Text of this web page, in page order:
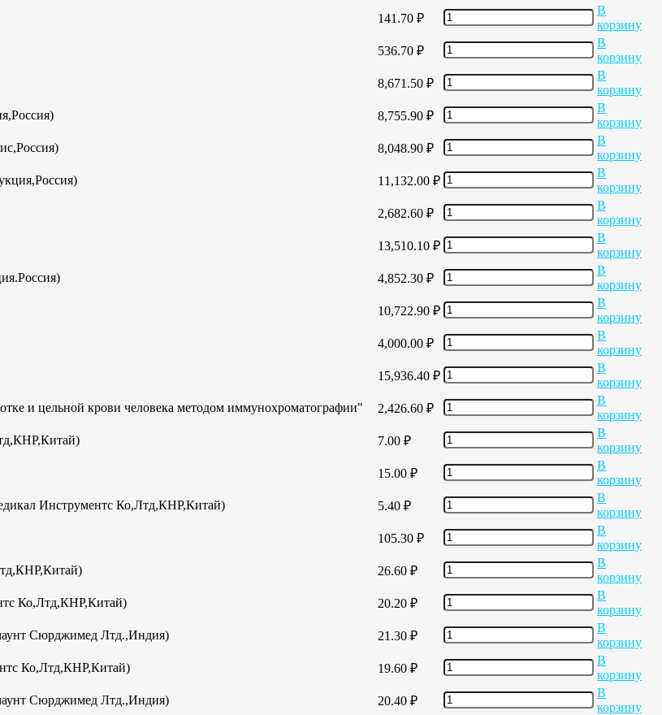
141.70 ₽
В
корзину
536.70 ₽
В
корзину
8,671.50 ₽
В
корзину
8,755.90 ₽
В
корзину
8,048.90 ₽
В
корзину
11,132.00 ₽
В
корзину
2,682.60 ₽
В
корзину
13,510.10 ₽
В
корзину
4,852.30 ₽
В
корзину
10,722.90 ₽
В
корзину
4,000.00 ₽
В
корзину
15,936.40 ₽
В
корзину
и цельной крови человека методом иммунохроматографии"
2,426.60 ₽
В
корзину
7.00 ₽
В
корзину
15.00 ₽
В
корзину
Инструментс Ко,Лтд,КНР,Китай)
5.40 ₽
В
корзину
105.30 ₽
В
корзину
26.60 ₽
В
корзину
Ко,Лтд,КНР,Китай)
20.20 ₽
В
корзину
Сюрджимед Лтд.,Индия)
21.30 ₽
В
корзину
Ко,Лтд,КНР,Китай)
19.60 ₽
В
корзину
Сюрджимед Лтд.,Индия)
20.40 ₽
В
корзину